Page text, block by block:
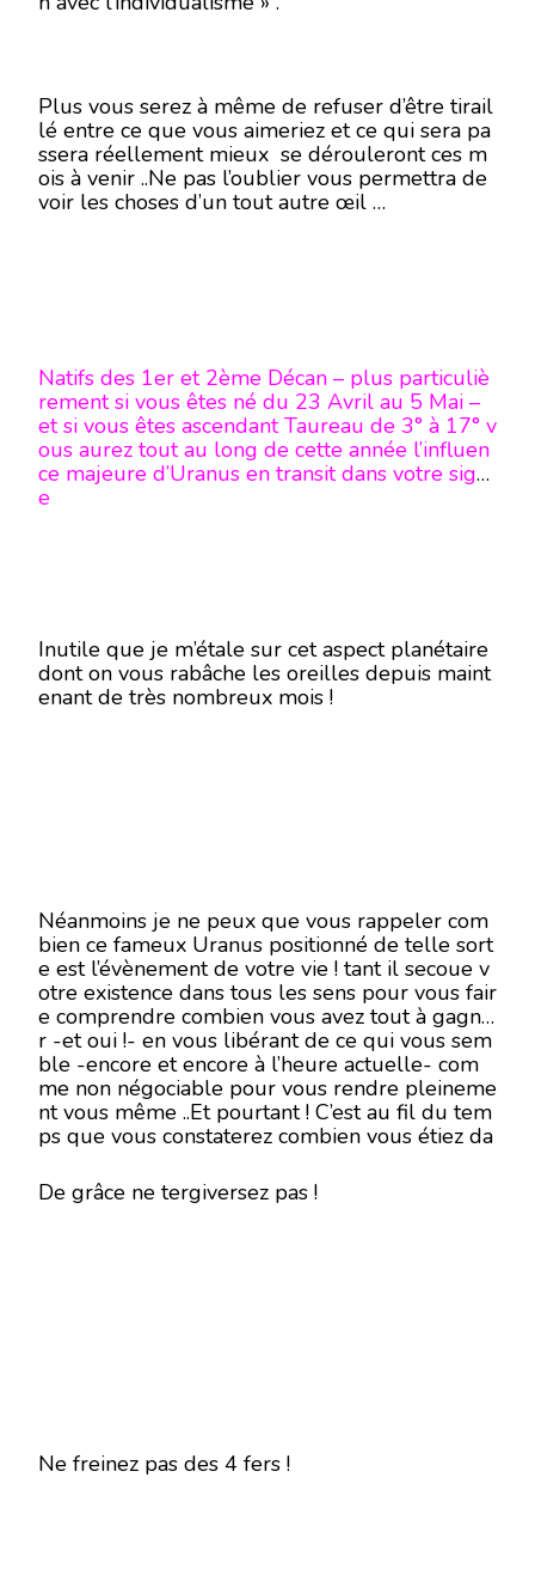
Plus vous serez à même de refuser d’être tirail
lé entre ce que vous aimeriez et ce qui sera pa
ssera réellement mieux se dérouleront ces m
ois à venir ..Ne pas l’oublier vous permettra de
voir les choses d’un tout autre œil …
Natifs des 1er et 2ème Décan – plus particuliè
rement si vous êtes né du 23 Avril au 5 Mai –
et si vous êtes ascendant Taureau de 3° à 17° v
ous aurez tout au long de cette année l’influen
ce majeure d’Uranus en transit dans votre sign
e
Inutile que je m’étale sur cet aspect planétaire
dont on vous rabâche les oreilles depuis maint
enant de très nombreux mois !
Néanmoins je ne peux que vous rappeler com
bien ce fameux Uranus positionné de telle sort
e est l’évènement de votre vie ! tant il secoue v
otre existence dans tous les sens pour vous fair
e comprendre combien vous avez tout à gagne
r -et oui !- en vous libérant de ce qui vous sem
ble -encore et encore à l’heure actuelle- com
me non négociable pour vous rendre pleineme
nt vous même ..Et pourtant ! C’est au fil du tem
ps que vous constaterez combien vous étiez da
De grâce ne tergiversez pas !
Ne freinez pas des 4 fers !